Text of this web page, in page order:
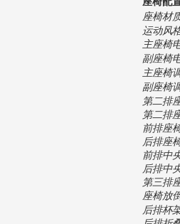
座椅材
运动风
主座椅
副座椅
主座椅
副座椅
第二排
第二排
前排座
后排座
前排中
后排中
第三排
座椅放
后排杯